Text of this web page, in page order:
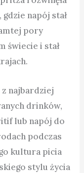
napój stał
pory
świecie i stał
najbardziej
drinków,
lub napój do
podczas
kultura picia
stylu życia